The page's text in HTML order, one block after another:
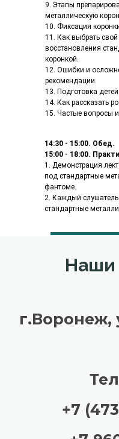
9. Этапы
металлическую
10. Фиксация
11. Как выбрать
восстановления
коронкой.
12. Ошибки и
рекомендации.
13. Подготовка
14. Как рассказать
15. Частые вопросы
14:30 - 15:00. Обед.
15:00 - 18:00.
1. Демонстрация
под стандартные
фантоме.
2. Каждый слушатель
стандартные
Наши
г.Воронеж,
+7